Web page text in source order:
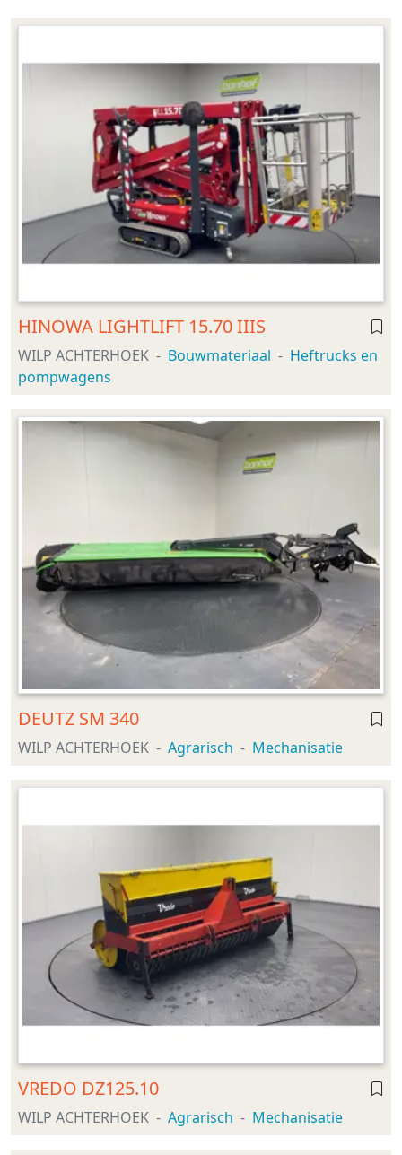
HINOWA LIGHTLIFT 15.70 IIIS
WILP ACHTERHOEK Bouwmateriaal
Heftrucks en
pompwagens
DEUTZ SM 340
WILP ACHTERHOEK Agrarisch Mechanisatie
VREDO DZ125.10
WILP ACHTERHOEK Agrarisch Mechanisatie